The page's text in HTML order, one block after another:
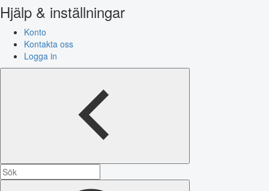
Hjälp & inställningar
Konto
Kontakta oss
Logga in